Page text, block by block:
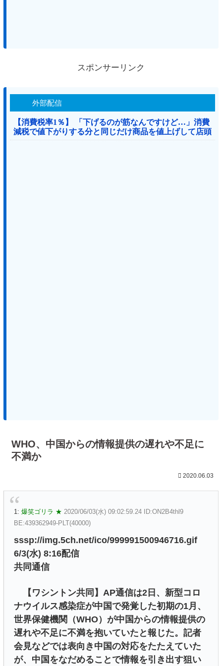
スポンサーリンク
外部配信
【消費税率1％】 「下げるのが筋なんですけど…」消費
減税で値下がりする分と同じだけ商品を値上げして店頭
価格を変えない店も
WHO、中国からの情報提供の遅れや不足に
不満か
2020.06.03
1: 爆笑ゴリラ ★ 2020/06/03(水) 09:02:59.24 ID:ON2B4thl9
BE:439362949-PLT(40000)
sssp://img.5ch.net/ico/999991500946716.gif
6/3(水) 8:16配信
共同通信
【ワシントン共同】AP通信は2日、新型コロ
ナウイルス感染症が中国で発覚した初期の1月、
世界保健機関（WHO）が中国からの情報提供の
遅れや不足に不満を抱いていたと報じた。記者
会見などでは表向き中国の対応をたたえていた
が、中国をなだめることで情報を引き出す狙い